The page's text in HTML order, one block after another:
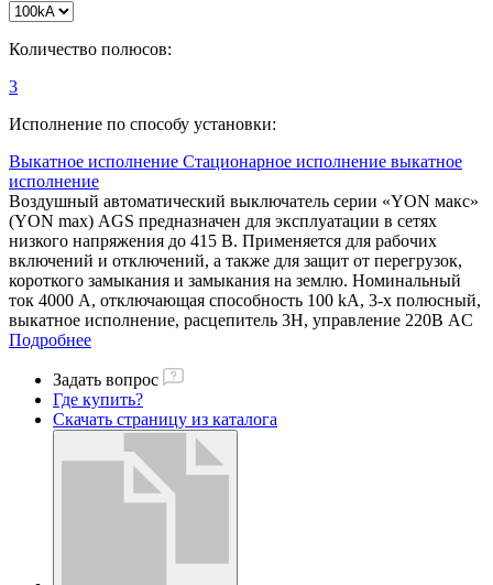
Количество полюсов:
3
Исполнение по способу установки:
Выкатное исполнение Стационарное исполнение выкатное
исполнение
Воздушный автоматический выключатель серии «YON макс»
(YON max) AGS предназначен для эксплуатации в сетях
низкого напряжения до 415 В. Применяется для рабочих
включений и отключений, а также для защит от перегрузок,
короткого замыкания и замыкания на землю. Номинальный
ток 4000 А, отключающая способность 100 kA, 3-х полюсный,
выкатное исполнение, расцепитель 3H, управление 220В AC
Подробнее
Задать вопрос
Где купить?
Скачать страницу из каталога